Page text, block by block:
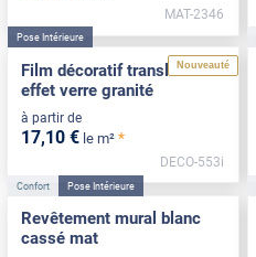
MAT-2346
Nouveauté
Pose Intérieure
Film décoratif translucide
effet verre granité
à partir de
17,10 € le m² *
DECO-553i
Confort Pose Intérieure
Revêtement mural blanc
cassé mat